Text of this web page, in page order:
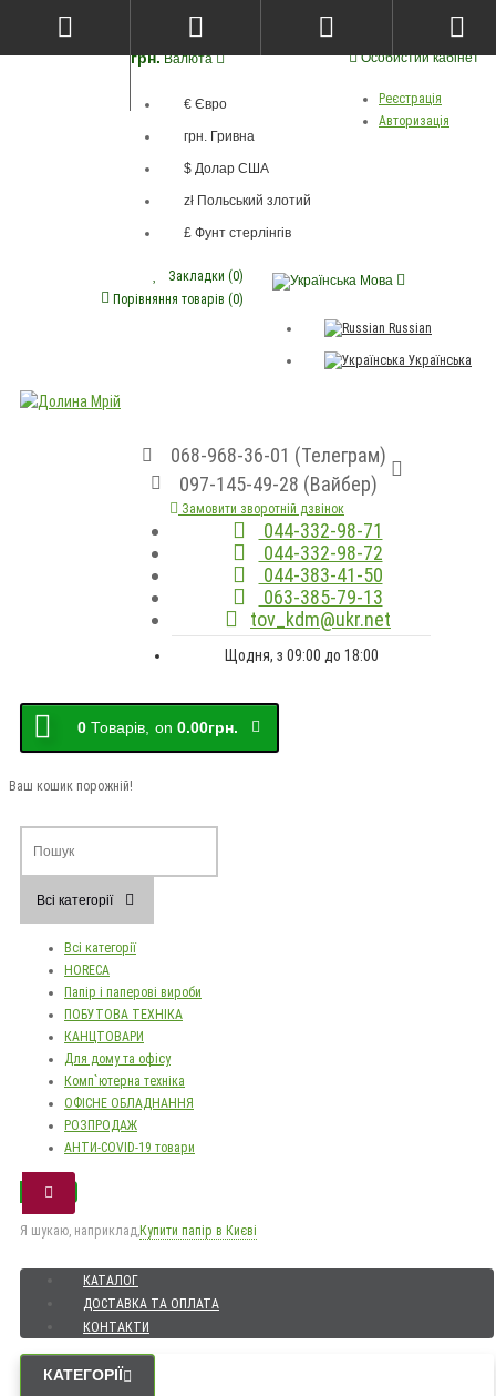
Особистий кабінет
Реєстрація
Авторизація
грн. Валюта
€ Євро
грн. Гривна
$ Долар США
zł Польський злотий
£ Фунт стерлінгів
Мова
Russian
Українська
Закладки (0)
Порівняння товарів (0)
068-968-36-01 (Телеграм)
097-145-49-28 (Вайбер)
Замовити зворотній дзвінок
044-332-98-71
044-332-98-72
044-383-41-50
063-385-79-13
tov_kdm@ukr.net
Щодня, з 09:00 до 18:00
0 Товарів, on 0.00грн.
Ваш кошик порожній!
Всі категорії
Всі категорії
HORECA
Папір і паперові вироби
ПОБУТОВА ТЕХНІКА
КАНЦТОВАРИ
Для дому та офісу
Комп`ютерна техніка
ОФІСНЕ ОБЛАДНАННЯ
РОЗПРОДАЖ
АНТИ-COVID-19 товари
Я шукаю, наприклад, Купити папір в Києві
КАТАЛОГ
ДОСТАВКА ТА ОПЛАТА
КОНТАКТИ
КАТЕГОРІЇ